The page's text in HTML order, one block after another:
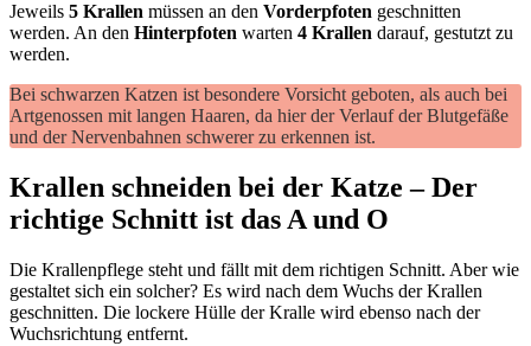
Jeweils 5 Krallen müssen an den Vorderpfoten geschnitten
werden. An den Hinterpfoten warten 4 Krallen darauf, gestutzt zu
werden.
Bei schwarzen Katzen ist besondere Vorsicht geboten, als auch bei
Artgenossen mit langen Haaren, da hier der Verlauf der Blutgefäße
und der Nervenbahnen schwerer zu erkennen ist.
Krallen schneiden bei der Katze – Der
richtige Schnitt ist das A und O
Die Krallenpflege steht und fällt mit dem richtigen Schnitt. Aber wie
gestaltet sich ein solcher? Es wird nach dem Wuchs der Krallen
geschnitten. Die lockere Hülle der Kralle wird ebenso nach der
Wuchsrichtung entfernt.